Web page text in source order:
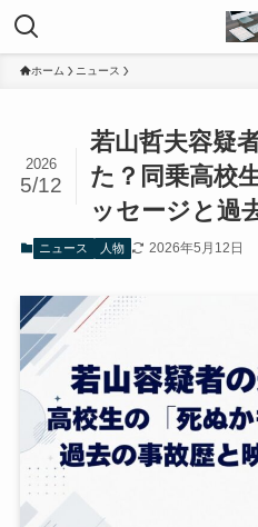
ホーム ニュース
若山哲夫容疑
た？同乗高校
ッセージと過
2026
5/12
ニュース 人物 2026年5月12日